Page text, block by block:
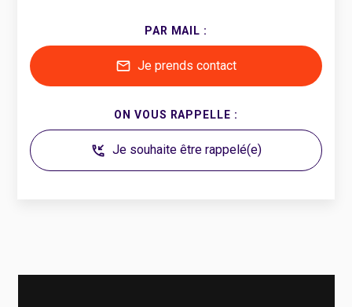
PAR MAIL :
mail Je prends contact
ON VOUS RAPPELLE :
phone_callback Je souhaite être rappelé(e)